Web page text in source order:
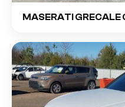
MASERATI